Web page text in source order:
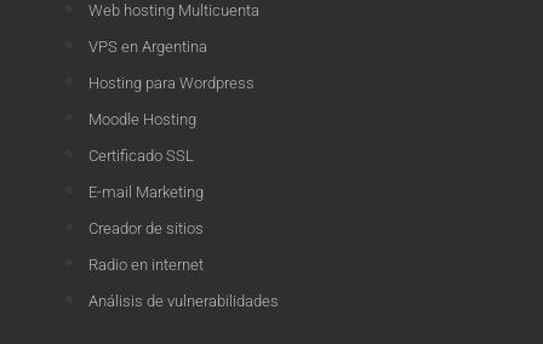
Web hosting Multicuenta
VPS en Argentina
Hosting para Wordpress
Moodle Hosting
Certificado SSL
E-mail Marketing
Creador de sitios
Radio en internet
Análisis de vulnerabilidades